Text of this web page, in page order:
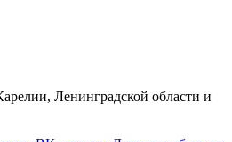
Ленинградской области и